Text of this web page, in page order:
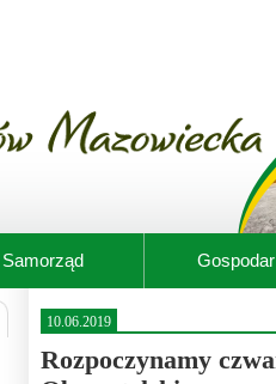
Samorząd
10.06.2019
Rozpoczynamy